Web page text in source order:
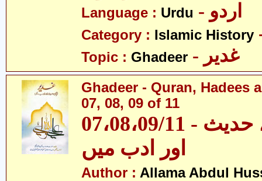
Language : Urdu - اردو
Category : Islamic History
Topic : Ghadeer - غدیر
Ghadeer - Quran, Hadees
07, 08, 09 of 11
07،08،09/11 - غدیر - قرآن، حدیث
اور ادب میں
Author : Allama Abdul